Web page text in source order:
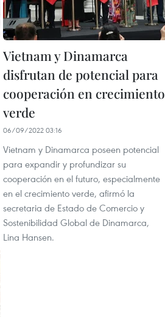
Vietnam y Dinamarca
disfrutan de potencial para
cooperación en crecimiento
verde
06/09/2022 03:16
Vietnam y Dinamarca poseen potencial
para expandir y profundizar su
cooperación en el futuro, especialmente
en el crecimiento verde, afirmó la
secretaria de Estado de Comercio y
Sostenibilidad Global de Dinamarca,
Lina Hansen.